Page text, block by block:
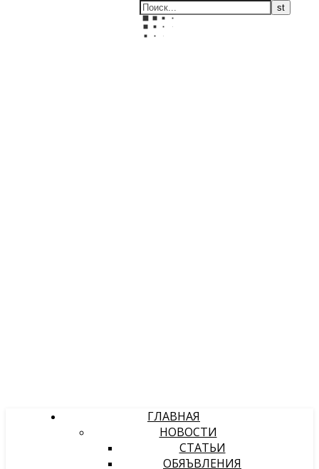
ГЛАВНАЯ
НОВОСТИ
СТАТЬИ
ОБЯЪВЛЕНИЯ